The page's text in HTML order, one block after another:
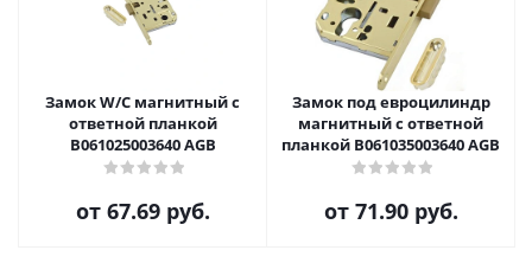
Замок W/C магнитный с
ответной планкой
B061025003640 AGB
от 67.69 руб.
Замок под евроцилиндр
магнитный с ответной
планкой B061035003640 AGB
от 71.90 руб.